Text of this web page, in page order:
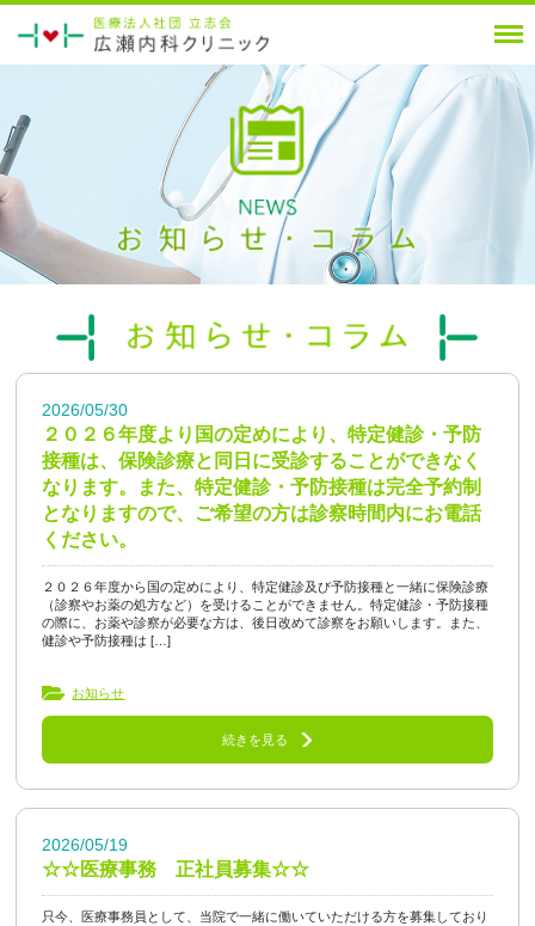
2026/05/30
２０２６年度より国の定めにより、特定健診・予防
接種は、保険診療と同日に受診することができなく
なります。また、特定健診・予防接種は完全予約制
となりますので、ご希望の方は診察時間内にお電話
ください。
２０２６年度から国の定めにより、特定健診及び予防接種と一緒に保険診療
（診察やお薬の処方など）を受けることができません。特定健診・予防接種
の際に、お薬や診察が必要な方は、後日改めて診察をお願いします。また、
健診や予防接種は […]
お知らせ
続きを見る
2026/05/19
☆☆医療事務 正社員募集☆☆
只今、医療事務員として、当院で一緒に働いていただける方を募集しており